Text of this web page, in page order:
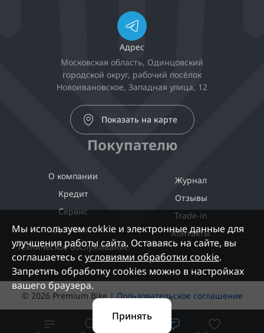
Адрес
Московская область, Одинцовский
городской округ, рабочий посёлок
Новоивановское, Западная улица, 12
Показать на карте
Покупателю
О компании
Кредит
Сервис
Доставка
Техническое обслуживание
Журнал
Отзывы
Trade-in
Контакты
© 2026 Premium Bike |Пользовательское соглашение
Мы используем cokkie и электронные данные для
улучшения работы сайта. Оставаясь на сайте, вы
соглашаетесь с условиями обработки cookie.
Запретить обработку cookies можно в настройках
вашего браузера.
Принять